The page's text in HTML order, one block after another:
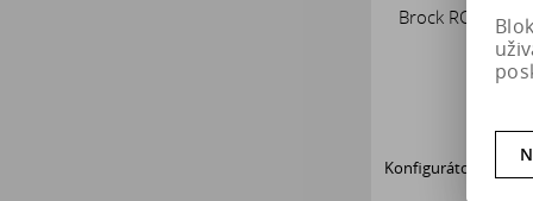
Brock RC27
ET34
Konfigurátor disků